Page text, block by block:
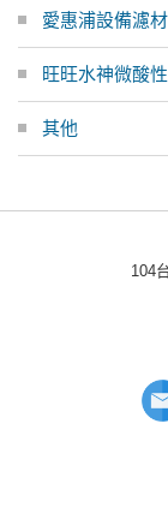
愛惠浦設備濾材
旺旺水神微酸
其他
104